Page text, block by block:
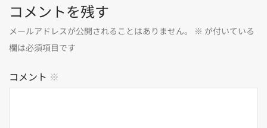
コメントを残す
メールアドレスが公開されることはありません。 ※ が付いている
欄は必須項目です
コメント ※